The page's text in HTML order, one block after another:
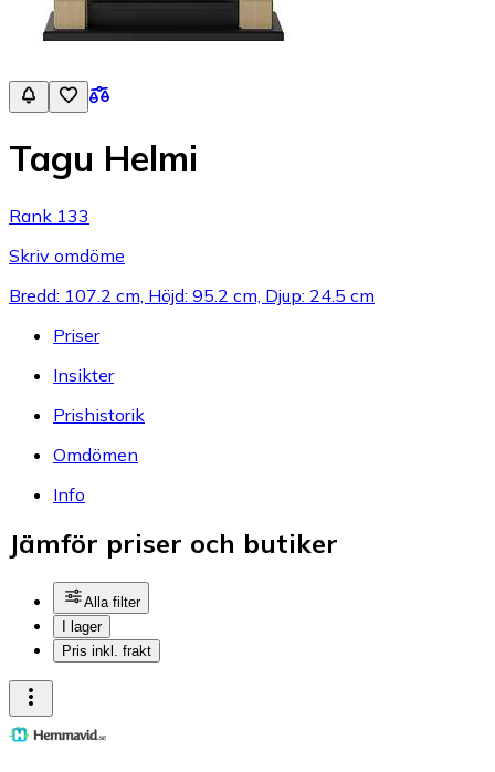
Tagu Helmi
Rank 133
Skriv omdöme
Bredd: 107.2 cm, Höjd: 95.2 cm, Djup: 24.5 cm
Priser
Insikter
Prishistorik
Omdömen
Info
Jämför priser och butiker
Alla filter
I lager
Pris inkl. frakt